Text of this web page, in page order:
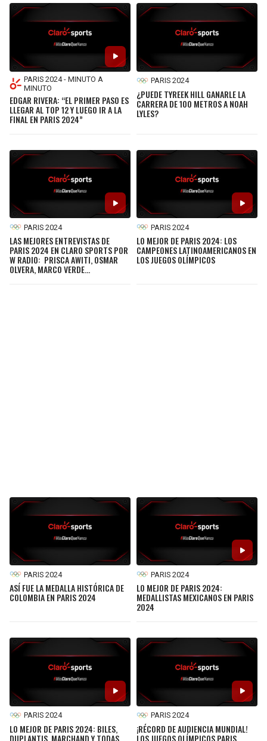
PARIS 2024 - MINUTO A
MINUTO
EDGAR RIVERA: “EL PRIMER PASO ES
LLEGAR AL TOP 12 Y LUEGO IR A LA
FINAL EN PARIS 2024”
PARIS 2024
¿PUEDE TYREEK HILL GANARLE LA
CARRERA DE 100 METROS A NOAH
LYLES?
PARIS 2024
LAS MEJORES ENTREVISTAS DE
PARIS 2024 EN CLARO SPORTS POR
W RADIO: PRISCA AWITI, OSMAR
OLVERA, MARCO VERDE…
PARIS 2024
LO MEJOR DE PARIS 2024: LOS
CAMPEONES LATINOAMERICANOS EN
LOS JUEGOS OLÍMPICOS
PARIS 2024
ASÍ FUE LA MEDALLA HISTÓRICA DE
COLOMBIA EN PARIS 2024
PARIS 2024
LO MEJOR DE PARIS 2024:
MEDALLISTAS MEXICANOS EN PARIS
2024
PARIS 2024
LO MEJOR DE PARIS 2024: BILES,
DUPLANTIS, MARCHAND Y TODAS
PARIS 2024
¡RÉCORD DE AUDIENCIA MUNDIAL!
LOS JUEGOS OLÍMPICOS PARIS